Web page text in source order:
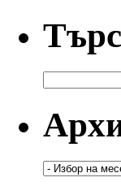
за:
Архив